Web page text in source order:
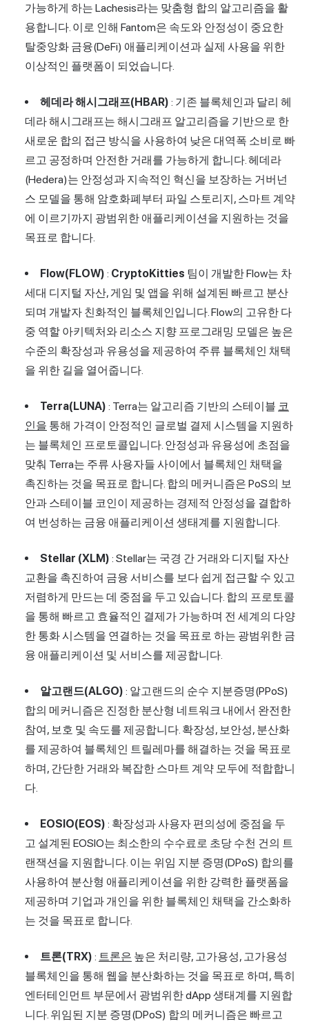
가능하게 하는 Lachesis라는 맞춤형 합의 알고리즘을 활
용합니다. 이로 인해 Fantom은 속도와 안정성이 중요한
탈중앙화 금융(DeFi) 애플리케이션과 실제 사용을 위한
이상적인 플랫폼이 되었습니다.
헤데라 해시그래프(HBAR) : 기존 블록체인과 달리 헤
데라 해시그래프는 해시그래프 알고리즘을 기반으로 한
새로운 합의 접근 방식을 사용하여 낮은 대역폭 소비로 빠
르고 공정하며 안전한 거래를 가능하게 합니다. 헤데라
(Hedera)는 안정성과 지속적인 혁신을 보장하는 거버넌
스 모델을 통해 암호화폐부터 파일 스토리지, 스마트 계약
에 이르기까지 광범위한 애플리케이션을 지원하는 것을
목표로 합니다.
Flow(FLOW) : CryptoKitties 팀이 개발한 Flow는 차
세대 디지털 자산, 게임 및 앱을 위해 설계된 빠르고 분산
되며 개발자 친화적인 블록체인입니다. Flow의 고유한 다
중 역할 아키텍처와 리소스 지향 프로그래밍 모델은 높은
수준의 확장성과 유용성을 제공하여 주류 블록체인 채택
을 위한 길을 열어줍니다.
Terra(LUNA) : Terra는 알고리즘 기반의 스테이블 코
인을 통해 가격이 안정적인 글로벌 결제 시스템을 지원하
는 블록체인 프로토콜입니다. 안정성과 유용성에 초점을
맞춰 Terra는 주류 사용자들 사이에서 블록체인 채택을
촉진하는 것을 목표로 합니다. 합의 메커니즘은 PoS의 보
안과 스테이블 코인이 제공하는 경제적 안정성을 결합하
여 번성하는 금융 애플리케이션 생태계를 지원합니다.
Stellar (XLM) : Stellar는 국경 간 거래와 디지털 자산
교환을 촉진하여 금융 서비스를 보다 쉽게 접근할 수 있고
저렴하게 만드는 데 중점을 두고 있습니다. 합의 프로토콜
을 통해 빠르고 효율적인 결제가 가능하며 전 세계의 다양
한 통화 시스템을 연결하는 것을 목표로 하는 광범위한 금
융 애플리케이션 및 서비스를 제공합니다.
알고랜드(ALGO) : 알고랜드의 순수 지분증명(PPoS)
합의 메커니즘은 진정한 분산형 네트워크 내에서 완전한
참여, 보호 및 속도를 제공합니다. 확장성, 보안성, 분산화
를 제공하여 블록체인 트릴레마를 해결하는 것을 목표로
하며, 간단한 거래와 복잡한 스마트 계약 모두에 적합합니
다.
EOSIO(EOS) : 확장성과 사용자 편의성에 중점을 두
고 설계된 EOSIO는 최소한의 수수료로 초당 수천 건의 트
랜잭션을 지원합니다. 이는 위임 지분 증명(DPoS) 합의를
사용하여 분산형 애플리케이션을 위한 강력한 플랫폼을
제공하며 기업과 개인을 위한 블록체인 채택을 간소화하
는 것을 목표로 합니다.
트론(TRX) : 트론은 높은 처리량, 고가용성, 고가용성
블록체인을 통해 웹을 분산화하는 것을 목표로 하며, 특히
엔터테인먼트 부문에서 광범위한 dApp 생태계를 지원합
니다. 위임된 지분 증명(DPoS) 합의 메커니즘은 빠르고